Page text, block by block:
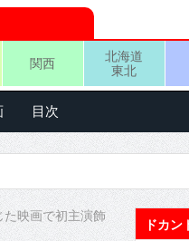
関西
北海道
東北
目次
映画で初主演飾
ドカン